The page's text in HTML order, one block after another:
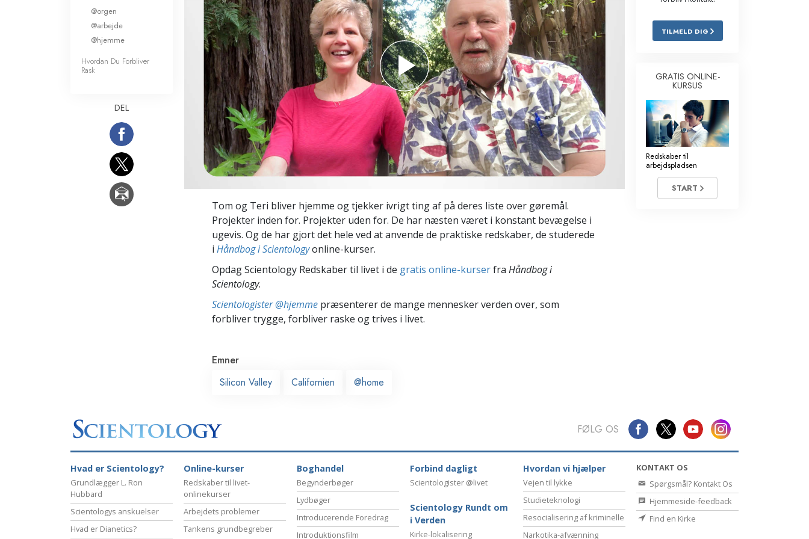
Kærlighed og had –
Hvad er storhed?
Scientology Kirkens Frivillige
Hjælpere
Løsninger til stoffer
Redskaber til arbejdspladsen
Årsagen til undertrykkelse
Undersøgelser
Organiseringens grundlag
Det grundlæggende om public
Tom og Teri bliver hjemme og tjekker ivrigt ting af på deres liste over gøremål.
Projekter inden for. Projekter uden for. De har næsten været i konstant bevægelse i
ugevis. Og de har gjort det hele ved at anvende de praktiske redskaber, de studerede
i Håndbog i Scientologyonline-kurser.
Opdag Scientology Redskaber til livet i de gratis online-kurserfra Håndbog i
Scientology.
Scientologister @hjemme præsenterer de mange mennesker verden over, som
forbliver trygge, forbliver raske og trives i livet.
Emner
Silicon Valley
Californien @home
@orgen
@arbejde
@hjemme
Hvordan Du Forbliver
Rask
DEL
TILMELD DIG
GRATIS ONLINE-
KURSUS
Redskaber til
arbejdspladsen
START
FØLG OS
Hvad er Scientology?
Grundlægger L. Ron
Hubbard
Scientologys anskuelser
Hvad er Dianetics?
Online-kurser
Redskaber til livet-
onlinekurser
Arbejdets problemer
Tankens grundbegreber
Boghandel
Begynderbøger
Lydbøger
Introducerende Foredrag
Introduktionsfilm
Forbind dagligt
Scientologister @livet
Scientology Rundt om
i Verden
Kirke-lokalisering
Hvordan vi hjælper
Vejen til lykke
Studieteknologi
Resocialisering af kriminelle
Narkotika-afvænning
KONTAKT OS
Spørgsmål? Kontakt Os
Hjemmeside-feedback
Find en Kirke